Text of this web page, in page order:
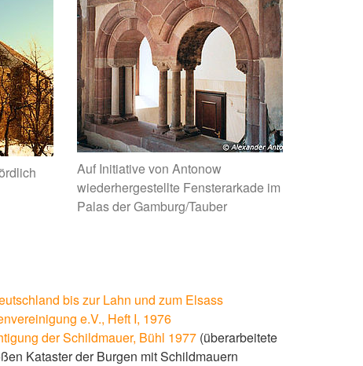
Auf Initiative von Antonow
wiederhergestellte Fensterarkade im
Palas der Gamburg/Tauber
bis zur Lahn und zum Elsass
e.V., Heft I, 1976
der Schildmauer, Bühl 1977 (überarbeitete
Kataster der Burgen mit Schildmauern